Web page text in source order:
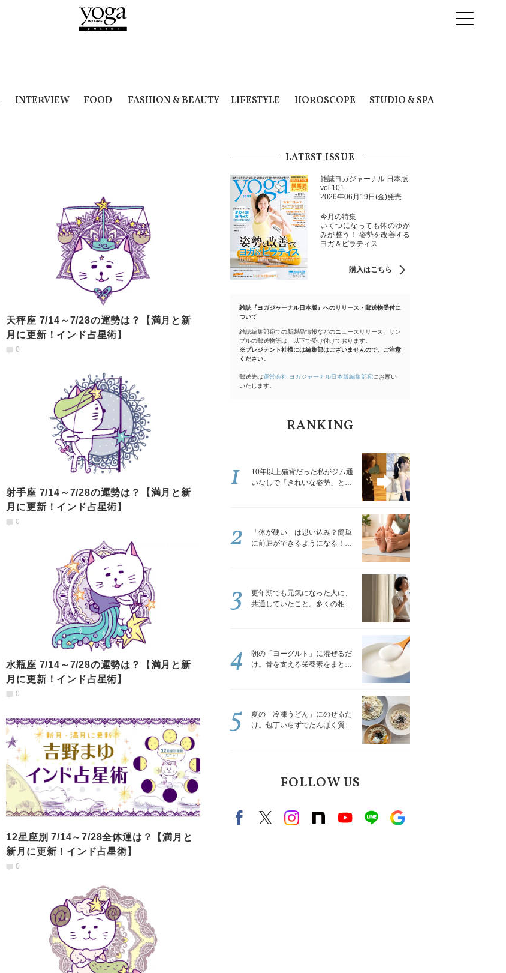
INTERVIEW FOOD FASHION & BEAUTY LIFESTYLE HOROSCOPE STUDIO & SPA
天秤座 7/14～7/28の運勢は？【満月と新
月に更新！インド占星術】
0
射手座 7/14～7/28の運勢は？【満月と新
月に更新！インド占星術】
0
水瓶座 7/14～7/28の運勢は？【満月と新
月に更新！インド占星術】
0
12星座別 7/14～7/28全体運は？【満月と
新月に更新！インド占星術】
0
LATEST ISSUE
雑誌ヨガジャーナル 日本版
vol.101
2026年06月19日(金)発売
今月の特集
いくつになっても体のゆが
みが整う！ 姿勢を改善する
ヨガ＆ピラティス
購入はこちら
雑誌『ヨガジャーナル日本版』へのリリース・郵送物受付に
ついて
雑誌編集部宛ての新製品情報などのニュースリリース、サン
プルの郵送物等は、以下で受け付けております。
※プレジデント社様には編集部はございませんので、ご注意
ください。
郵送先は運営会社:ヨガジャーナル日本版編集部宛にお願い
いたします。
RANKING
10年以上猫背だった私がジム通
いなしで「きれいな姿勢」と褒
1
「体が硬い」は思い込み？簡単
に前屈ができるようになる！腿
2
更年期でも元気になった人に、
共通していたこと。多くの相談
3
朝の「ヨーグルト」に混ぜるだ
け。骨を支える栄養素をまとめ
4
夏の「冷凍うどん」にのせるだ
け。包丁いらずでたんぱく質を
5
FOLLOW US
FacebookX（旧twitter）
instagram
note Youtubeline